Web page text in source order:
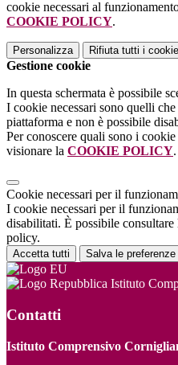
cookie necessari al
COOKIE POLICY.
Personalizza Rifiuta tutti i
Gestione cookie
In questa schermata è possibile
I cookie necessari sono quelli
piattaforma e non è possibile
Per conoscere quali sono i
visionare la COOKIE POLICY.
Cookie necessari per il
I cookie necessari per il
disabilitati. È possibile
policy.
Accetta tutti Salva le preferenze
Istituto
Contatti
Istituto Comprensivo